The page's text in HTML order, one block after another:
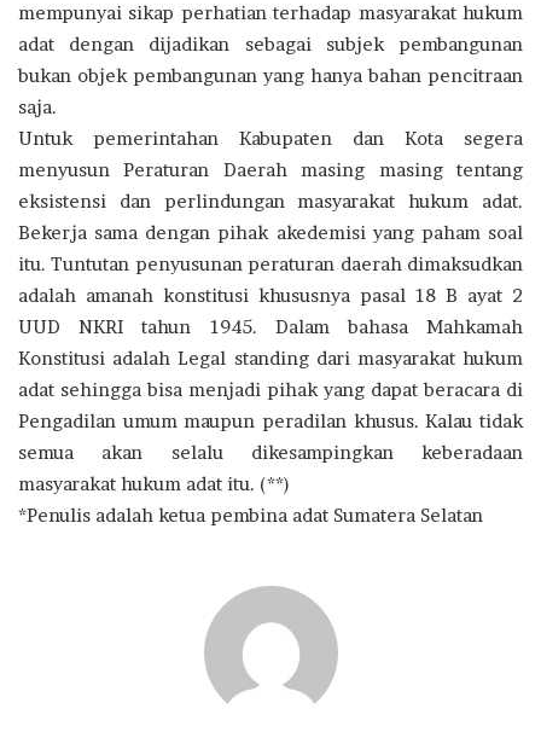
mempunyai sikap perhatian terhadap masyarakat hukum
adat dengan dijadikan sebagai subjek pembangunan
bukan objek pembangunan yang hanya bahan pencitraan
saja.
Untuk pemerintahan Kabupaten dan Kota segera
menyusun Peraturan Daerah masing masing tentang
eksistensi dan perlindungan masyarakat hukum adat.
Bekerja sama dengan pihak akedemisi yang paham soal
itu. Tuntutan penyusunan peraturan daerah dimaksudkan
adalah amanah konstitusi khususnya pasal 18 B ayat 2
UUD NKRI tahun 1945. Dalam bahasa Mahkamah
Konstitusi adalah Legal standing dari masyarakat hukum
adat sehingga bisa menjadi pihak yang dapat beracara di
Pengadilan umum maupun peradilan khusus. Kalau tidak
semua akan selalu dikesampingkan keberadaan
masyarakat hukum adat itu. (**)
*Penulis adalah ketua pembina adat Sumatera Selatan